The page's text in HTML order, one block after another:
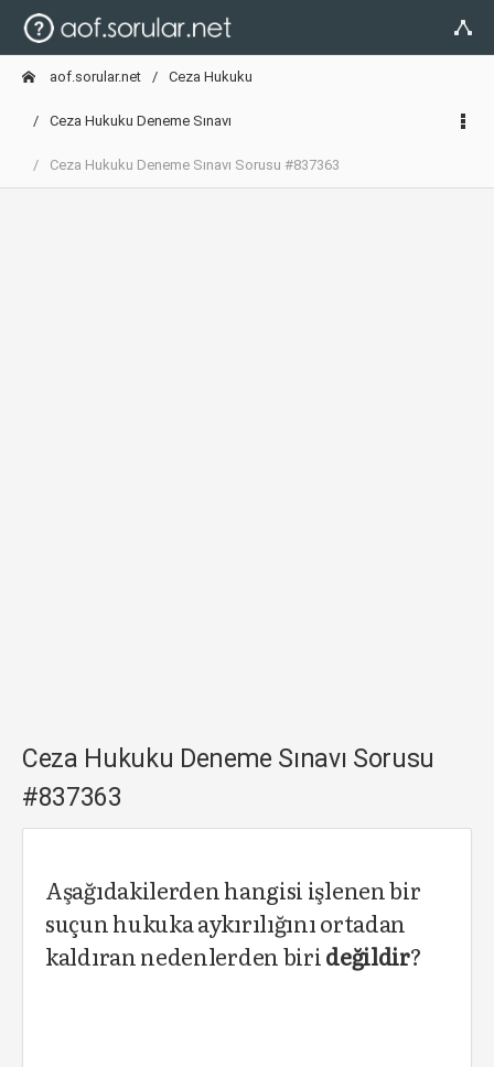
aof.sorular.net Ceza Hukuku
Ceza Hukuku Deneme Sınavı
Ceza Hukuku Deneme Sınavı Sorusu #837363
Ceza Hukuku Deneme Sınavı Sorusu
#837363
Aşağıdakilerden hangisi işlenen bir
suçun hukuka aykırılığını ortadan
kaldıran nedenlerden birideğildir?